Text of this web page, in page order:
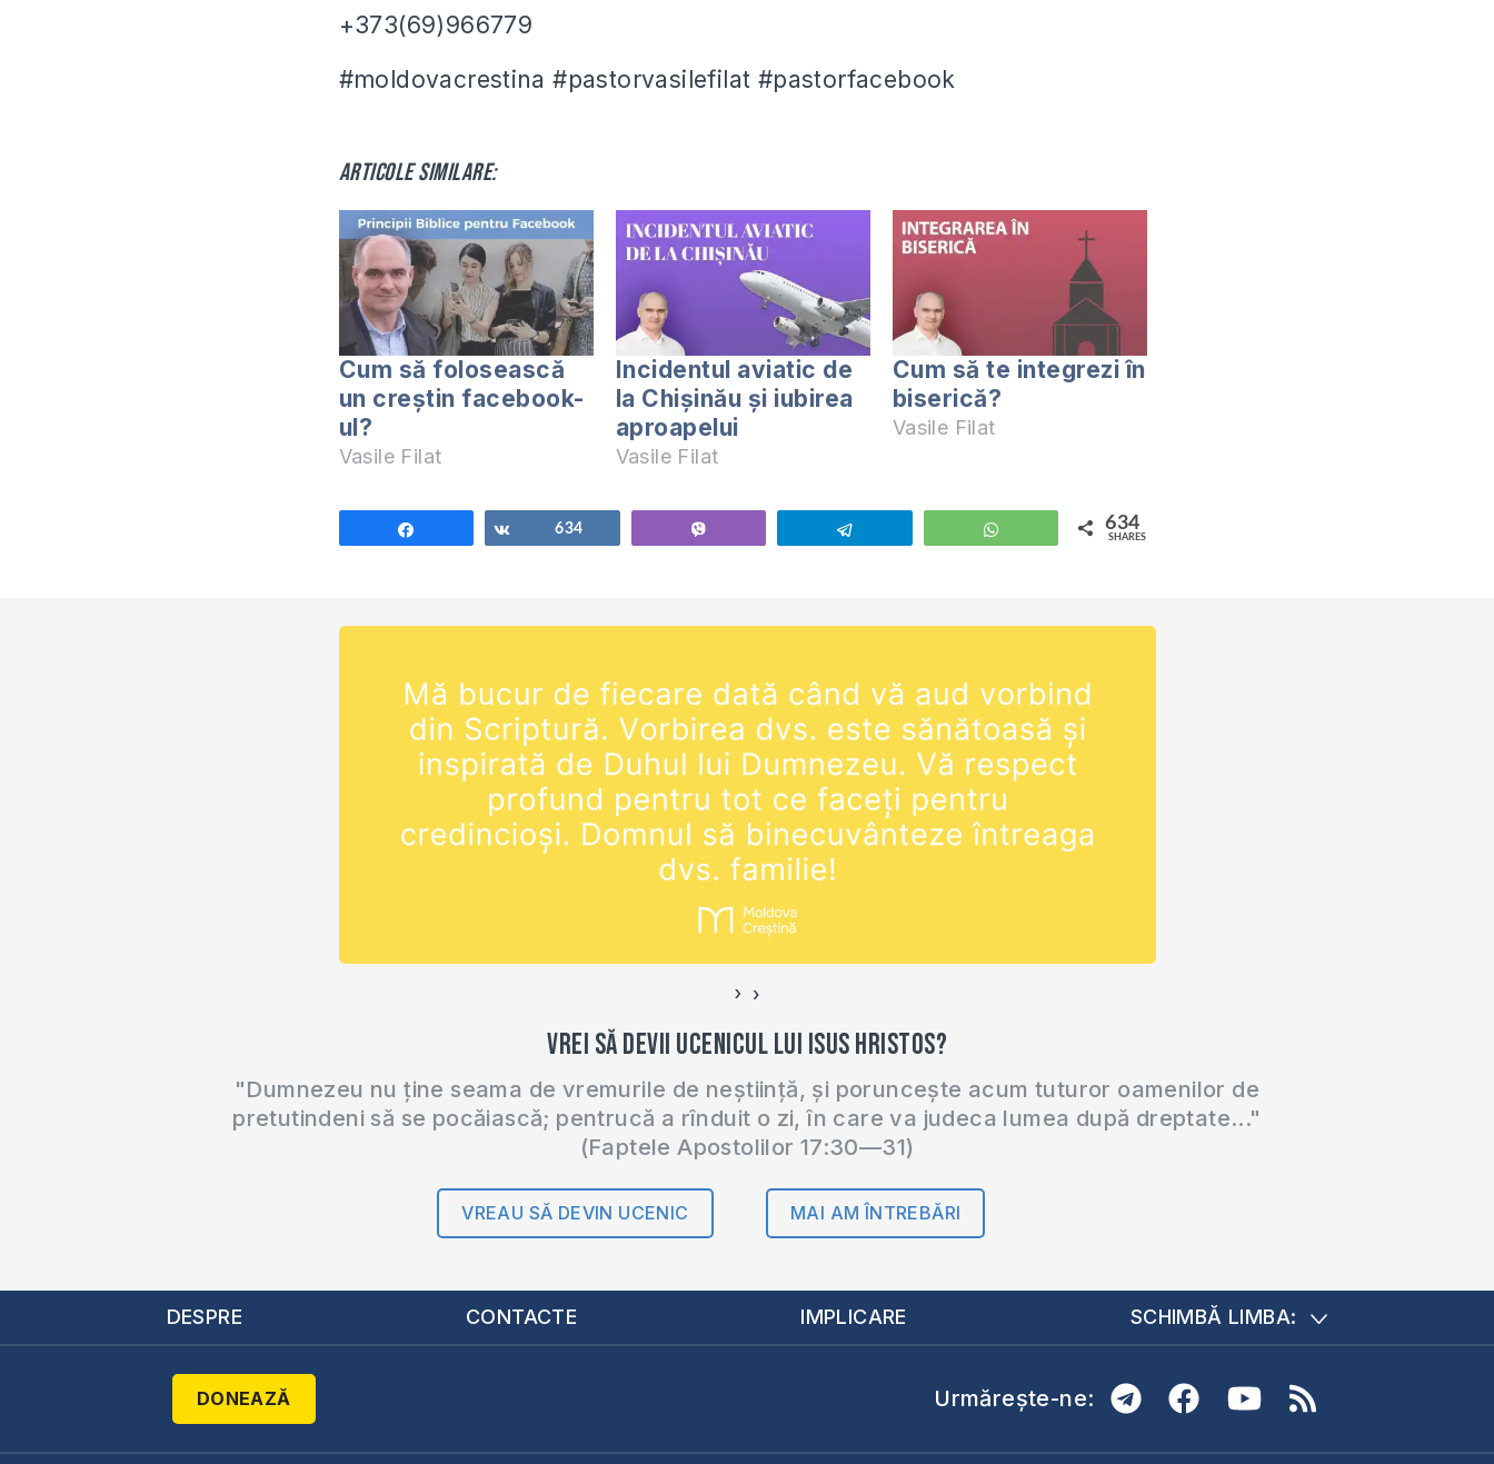
+373(69)966779
#moldovacrestina #pastorvasilefilat #pastorfacebook
Articole similare:
Cum să folosească
un creștin facebook-
ul?
Vasile Filat
Incidentul aviatic de
la Chișinău și iubirea
aproapelui
Vasile Filat
Cum să te integrezi în
biserică?
Vasile Filat
Share634 WhatsApp 634
SHARES
‹ ›
Vrei să devii ucenicul lui Isus Hristos?
"Dumnezeu nu ține seama de vremurile de neștiință, și poruncește acum tuturor oamenilor de
pretutindeni să se pocăiască; pentrucă a rînduit o zi, în care va judeca lumea după dreptate..."
(Faptele Apostolilor 17:30—31)
VREAU SĂ DEVIN UCENIC MAI AM ÎNTREBĂRI
DESPRE CONTACTE IMPLICARE SCHIMBĂ LIMBA:
DONEAZĂ Urmărește-ne: